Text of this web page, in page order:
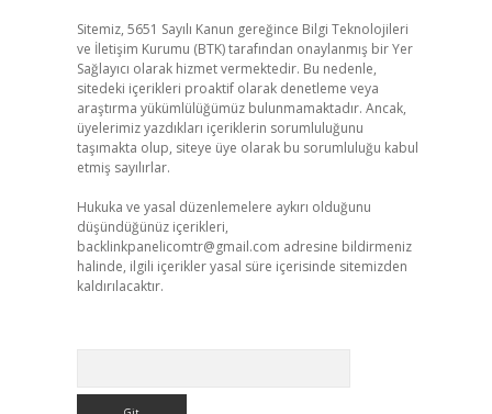
Sitemiz, 5651 Sayılı Kanun gereğince Bilgi Teknolojileri
ve İletişim Kurumu (BTK) tarafından onaylanmış bir Yer
Sağlayıcı olarak hizmet vermektedir. Bu nedenle,
sitedeki içerikleri proaktif olarak denetleme veya
araştırma yükümlülüğümüz bulunmamaktadır. Ancak,
üyelerimiz yazdıkları içeriklerin sorumluluğunu
taşımakta olup, siteye üye olarak bu sorumluluğu kabul
etmiş sayılırlar.
Hukuka ve yasal düzenlemelere aykırı olduğunu
düşündüğünüz içerikleri,
backlinkpanelicomtr@gmail.com adresine bildirmeniz
halinde, ilgili içerikler yasal süre içerisinde sitemizden
kaldırılacaktır.